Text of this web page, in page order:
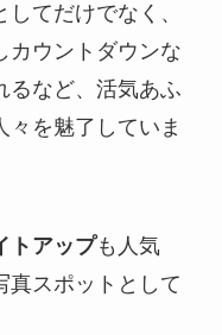
てだけでなく、
カウントダウンな
るなど、活気あふ
を魅了していま
トアップも人気
真スポットとして